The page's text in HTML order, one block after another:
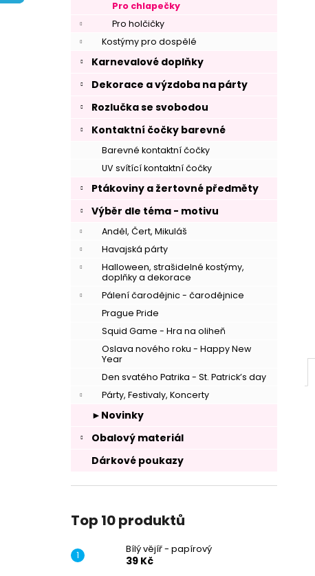
Pro chlapečky
Pro holčičky
Kostýmy pro dospělé
Karnevalové doplňky
Dekorace a výzdoba na párty
Rozlučka se svobodou
Kontaktní čočky barevné
Barevné kontaktní čočky
UV svítící kontaktní čočky
Ptákoviny a žertovné předměty
Výběr dle téma - motivu
Anděl, Čert, Mikuláš
Havajská párty
Halloween, strašidelné kostýmy,
doplňky a dekorace
Pálení čarodějnic - čarodějnice
Prague Pride
Squid Game - Hra na oliheň
Oslava nového roku - Happy New
Year
Den svatého Patrika - St. Patrick’s day
Párty, Festivaly, Koncerty
►Novinky
Obalový materiál
Dárkové poukazy
Top 10 produktů
Bílý vějíř - papírový
39 Kč